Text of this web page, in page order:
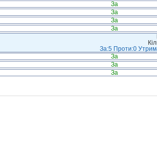
За
За
За
За
За:5 Проти:0
За
За
За